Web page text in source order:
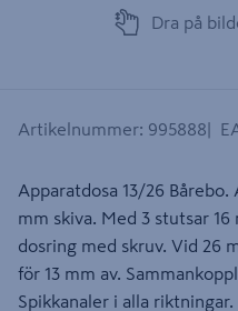
Dra på
Artikelnummer: 995888
Apparatdosa 13/26 Bårebo.
mm skiva. Med 3 stutsar
dosring med skruv. Vid 26
för 13 mm av.
Spikkanaler i alla riktningar.